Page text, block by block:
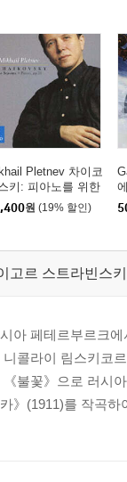
Pletnev 차이코
키: 피아노를 위한
의 소품과 사계 (Tch
The Season
원 (19% 할인)
고르 스트라빈스
아 페테르부르크
니콜라이 림스키코
《불꽃》으로 러시
》(1911)를 작곡하